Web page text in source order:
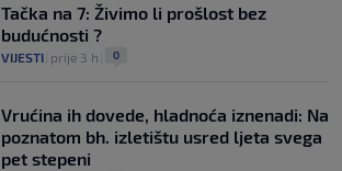
Tačka na 7: Živimo li prošlost bez
budućnosti ?
VIJESTI prije 3 h 0
Vrućina ih dovede, hladnoća iznenadi: Na
poznatom bh. izletištu usred ljeta svega
pet stepeni